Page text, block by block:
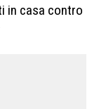
in casa contro